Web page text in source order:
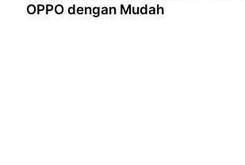
OPPO dengan Mudah